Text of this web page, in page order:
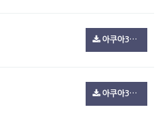
아쿠아330절수등급스티커.pdf(108.5K)
아쿠아380_절수등급.pdf(100.3K)